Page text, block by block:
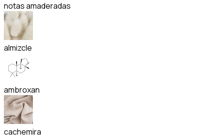
notas amaderadas
almizcle
ambroxan
cachemira